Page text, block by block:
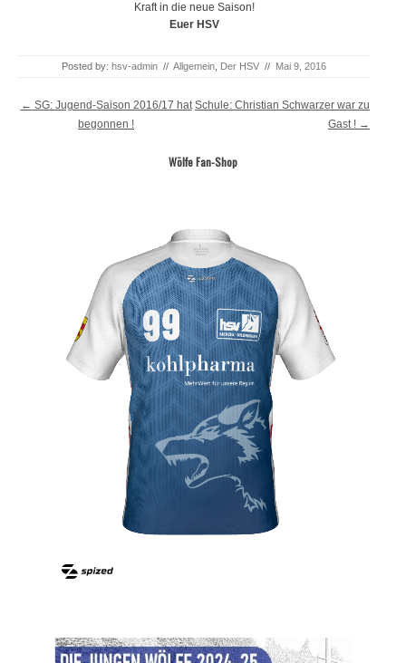
Kraft in die neue Saison!
Euer HSV
Posted by: hsv-admin // Allgemein Der HSV // Mai 9, 2016
Post navigation
← SG: Jugend-Saison 2016/17 hat
begonnen !
Schule: Christian Schwarzer war zu
Gast ! →
Wölfe Fan-Shop